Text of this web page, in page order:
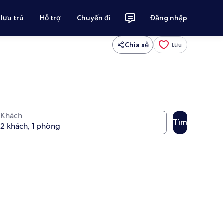
trú Hỗ trợ Chuyến đi Đăng nhập
Chia sẻ Lưu
Khách
Tìm